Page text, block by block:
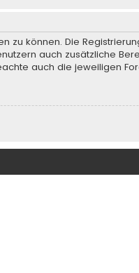
zu können. Die
auch zusätzliche
auch die jeweiligen